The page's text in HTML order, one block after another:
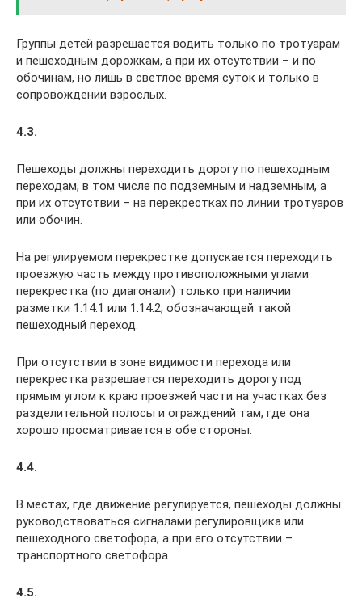
Группы детей разрешается водить только по тротуарам
и пешеходным дорожкам, а при их отсутствии – и по
обочинам, но лишь в светлое время суток и только в
сопровождении взрослых.
4.3.
Пешеходы должны переходить дорогу по пешеходным
переходам, в том числе по подземным и надземным, а
при их отсутствии – на перекрестках по линии тротуаров
или обочин.
На регулируемом перекрестке допускается переходить
проезжую часть между противоположными углами
перекрестка (по диагонали) только при наличии
разметки 1.14.1 или 1.14.2, обозначающей такой
пешеходный переход.
При отсутствии в зоне видимости перехода или
перекрестка разрешается переходить дорогу под
прямым углом к краю проезжей части на участках без
разделительной полосы и ограждений там, где она
хорошо просматривается в обе стороны.
4.4.
В местах, где движение регулируется, пешеходы должны
руководствоваться сигналами регулировщика или
пешеходного светофора, а при его отсутствии –
транспортного светофора.
4.5.